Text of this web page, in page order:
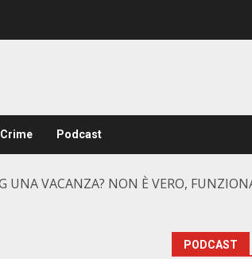
Crime Podcast
VACANZA? NON È VERO,
PODCAST